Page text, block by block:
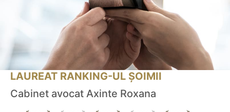
LAUREAT RANKING-UL ȘOIMII
Cabinet avocat Axinte Roxana